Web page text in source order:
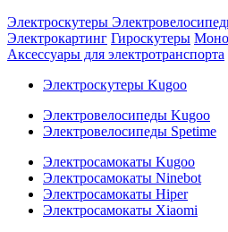
Электроскутеры
Электрокартинг Гироскутеры
Аксессуары для электротранспорта
Электроскутеры Kugoo
Электровелосипеды Kugoo
Электровелосипеды Spetime
Электросамокаты Kugoo
Электросамокаты Ninebot
Электросамокаты Hiper
Электросамокаты Xiaomi